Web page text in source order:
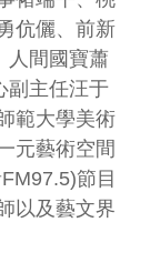
伉儷、前新
人間國寶蕭
副主任汪于
範大學美術
元藝術空間
節目
以及藝文界